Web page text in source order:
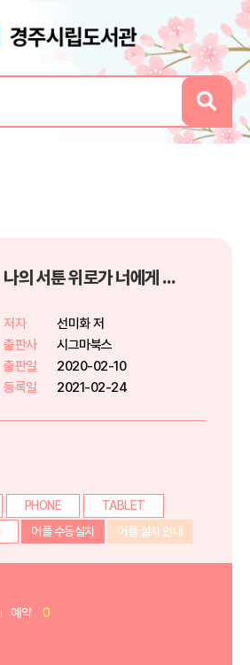
나의 서툰 위로가 너에게 닿기를
저자
선미화 저
출판사
시그마북스
출판일
2020-02-10
등록일
2021-02-24
PHONE
TABLET
어플 수동설치 어플 설치 안내
예약 0